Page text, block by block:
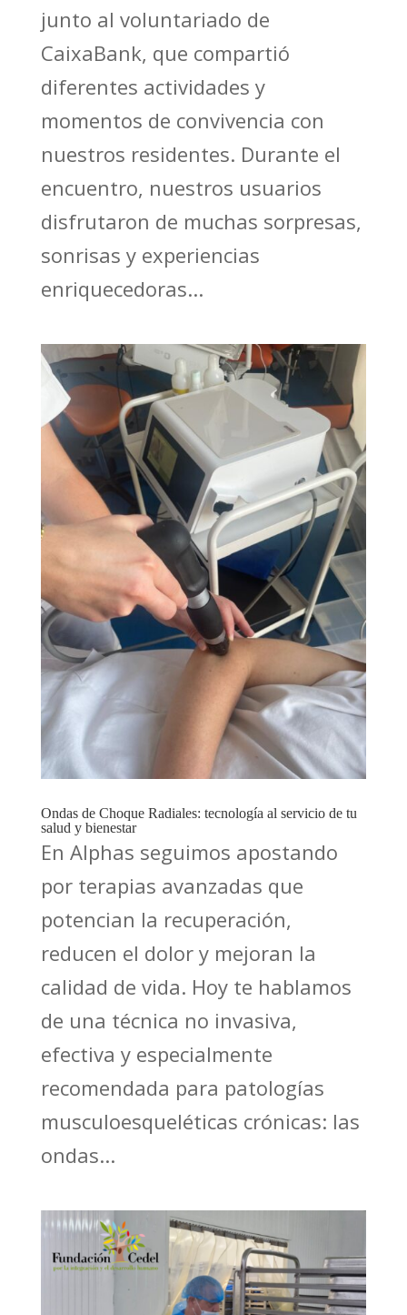
junto al voluntariado de
CaixaBank, que compartió
diferentes actividades y
momentos de convivencia con
nuestros residentes. Durante el
encuentro, nuestros usuarios
disfrutaron de muchas sorpresas,
sonrisas y experiencias
enriquecedoras...
Ondas de Choque Radiales: tecnología al servicio de tu
salud y bienestar
En Alphas seguimos apostando
por terapias avanzadas que
potencian la recuperación,
reducen el dolor y mejoran la
calidad de vida. Hoy te hablamos
de una técnica no invasiva,
efectiva y especialmente
recomendada para patologías
musculoesqueléticas crónicas: las
ondas...